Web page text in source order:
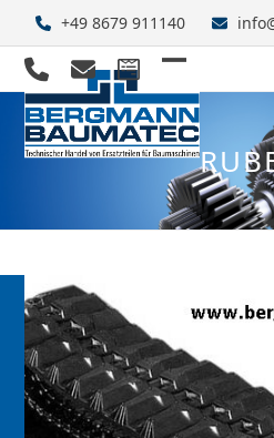
content
+49 8679 911140
Open
mobile
menu
Close
mobile
menu